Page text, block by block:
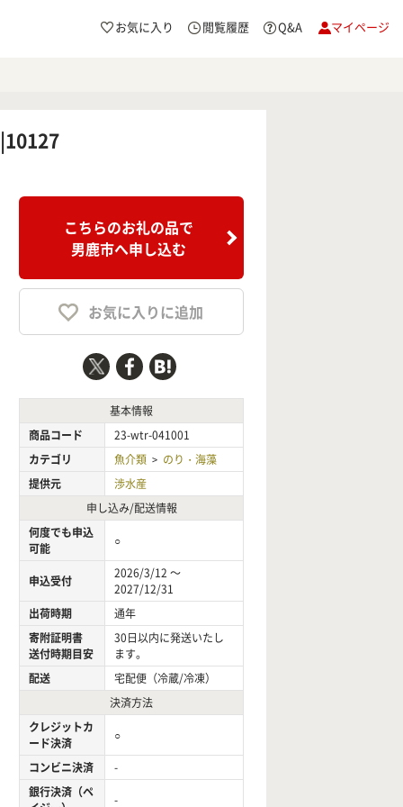
お気に入り 閲覧履歴 Q&A マイページ
こちらのお礼の品で
男鹿市へ申し込む
お気に入りに追加
基本情報
商品コード
23-wtr-041001
カテゴリ
魚介類 > のり・海藻
提供元
渉水産
申し込み/配送情報
何度でも申込
可能
○
申込受付
2026/3/12 ～
2027/12/31
出荷時期
通年
寄附証明書
送付時期目安
30日以内に発送いたし
ます。
配送
宅配便（冷蔵/冷凍）
決済方法
クレジットカ
ード決済
○
コンビニ決済
-
銀行決済（ペ
-